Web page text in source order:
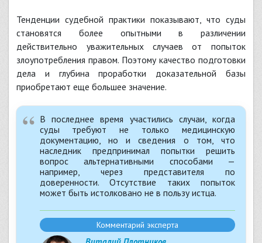
Тенденции судебной практики показывают, что суды
становятся более опытными в различении
действительно уважительных случаев от попыток
злоупотребления правом. Поэтому качество подготовки
дела и глубина проработки доказательной базы
приобретают еще большее значение.
В последнее время участились случаи, когда
суды требуют не только медицинскую
документацию, но и сведения о том, что
наследник предпринимал попытки решить
вопрос альтернативными способами —
например, через представителя по
доверенности. Отсутствие таких попыток
может быть истолковано не в пользу истца.
Комментарий эксперта